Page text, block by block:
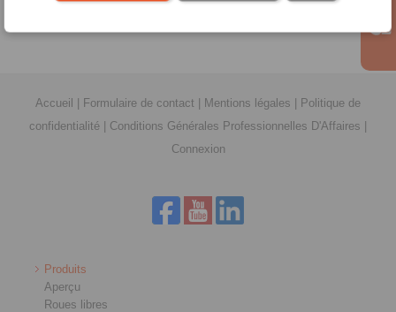
Accueil Formulaire de contact Mentions légales
Politique de
confidentialité
Conditions Générales Professionnelles D'Affaires
Connexion
Produits
Aperçu
Roues libres